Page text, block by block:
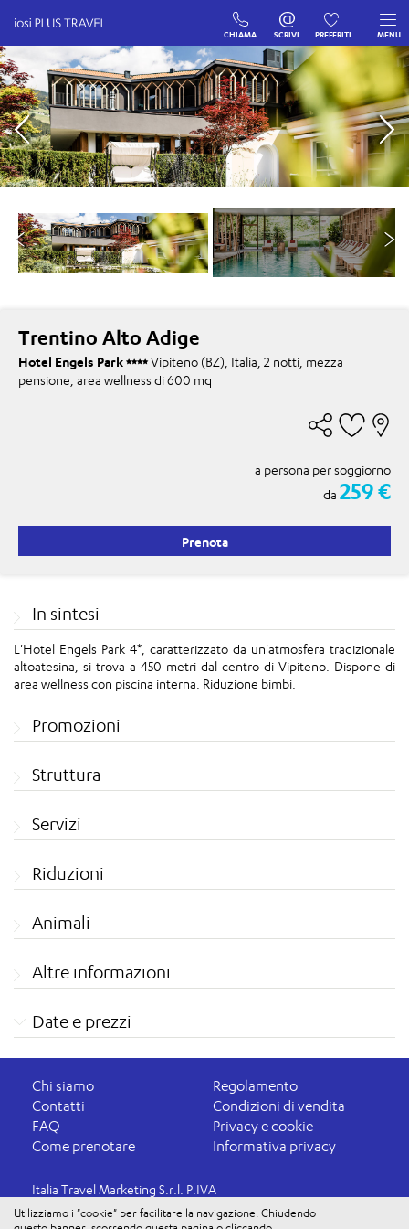
CHIAMA SCRIVI PREFERITI MENU
Trentino Alto Adige
Hotel Engels Park
Vipiteno (BZ), Italia, 2 notti, mezza
pensione, area wellness di 600 mq
a persona per soggiorno
da 259 €
Prenota
In sintesi
L'Hotel Engels Park 4*, caratterizzato da un'atmosfera tradizionale
altoatesina, si trova a 450 metri dal centro di Vipiteno. Dispone di
area wellness con piscina interna. Riduzione bimbi.
Promozioni
Struttura
Servizi
Riduzioni
Animali
Altre informazioni
Date e prezzi
Chi siamo
Contatti
FAQ
Come prenotare
Regolamento
Condizioni di vendita
Privacy e cookie
Informativa privacy
Italia Travel Marketing S.r.l. P.IVA
03816060234
Utilizziamo i "cookie" per facilitare la navigazione. Chiudendo